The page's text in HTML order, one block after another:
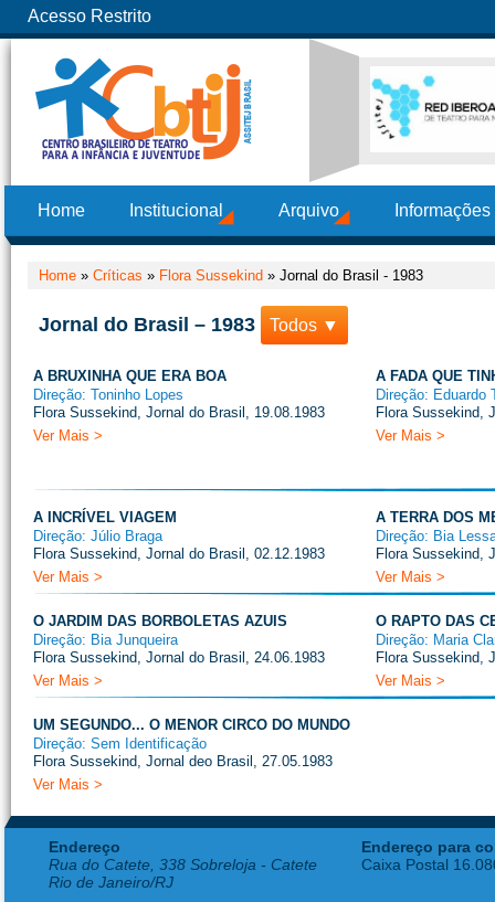
Acesso Restrito
Home Institucional Arquivo
Home » Críticas » Flora Sussekind » Jornal do Brasil - 1983
Jornal do Brasil – 1983 Todos ▼
A BRUXINHA QUE ERA BOA
Direção: Toninho Lopes
Flora Sussekind, Jornal do Brasil, 19.08.1983
Ver Mais >
A FADA QUE
Direção: Eduardo
Flora Sussekind,
Ver Mais >
A INCRÍVEL VIAGEM
Direção: Júlio Braga
Flora Sussekind, Jornal do Brasil, 02.12.1983
Ver Mais >
A TERRA DOS
Direção: Bia
Flora Sussekind,
Ver Mais >
O JARDIM DAS BORBOLETAS AZUIS
Direção: Bia Junqueira
Flora Sussekind, Jornal do Brasil, 24.06.1983
Ver Mais >
O RAPTO DAS
Direção: Maria
Flora Sussekind,
Ver Mais >
UM SEGUNDO... O MENOR CIRCO DO MUNDO
Direção: Sem Identificação
Flora Sussekind, Jornal deo Brasil, 27.05.1983
Ver Mais >
Endereço
Rua do Catete, 338 Sobreloja - Catete
Rio de Janeiro/RJ
Endereço para
Caixa Postal